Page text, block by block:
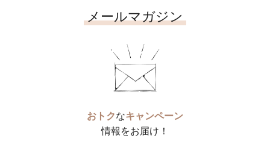
メールマガジン
おトクなキャンペーン
情報をお届け！